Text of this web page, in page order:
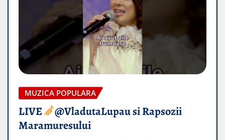
MUZICA POPULARA
LIVE
​@VladutaLupau si Rapsozii
Maramuresului